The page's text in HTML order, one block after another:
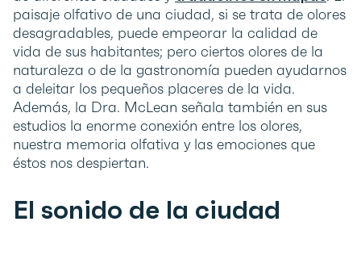
paisaje olfativo de una ciudad, si se trata de olores
desagradables, puede empeorar la calidad de
vida de sus habitantes; pero ciertos olores de la
naturaleza o de la gastronomía pueden ayudarnos
a deleitar los pequeños placeres de la vida.
Además, la Dra. McLean señala también en sus
estudios la enorme conexión entre los olores,
nuestra memoria olfativa y las emociones que
éstos nos despiertan.
El sonido de la ciudad